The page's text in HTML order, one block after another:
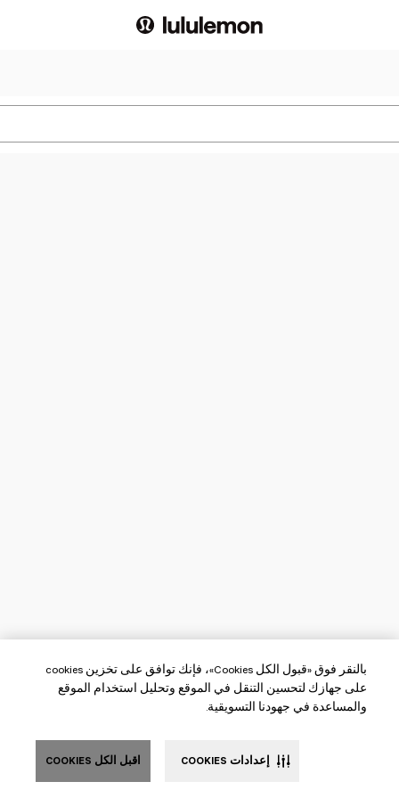
بالنقر فوق «قبول الكل Cookies»، فإنك توافق على تخزين cookies
على جهازك لتحسين التنقل في الموقع وتحليل استخدام الموقع
والمساعدة في جهودنا التسويقية.
اقبل الكل COOKIES إعدادات COOKIES